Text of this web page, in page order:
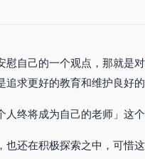
慰自己的一个观点，那就是
求更好的教育和维护良好的
终将成为自己的老师」这
还在积极探索之中，可惜